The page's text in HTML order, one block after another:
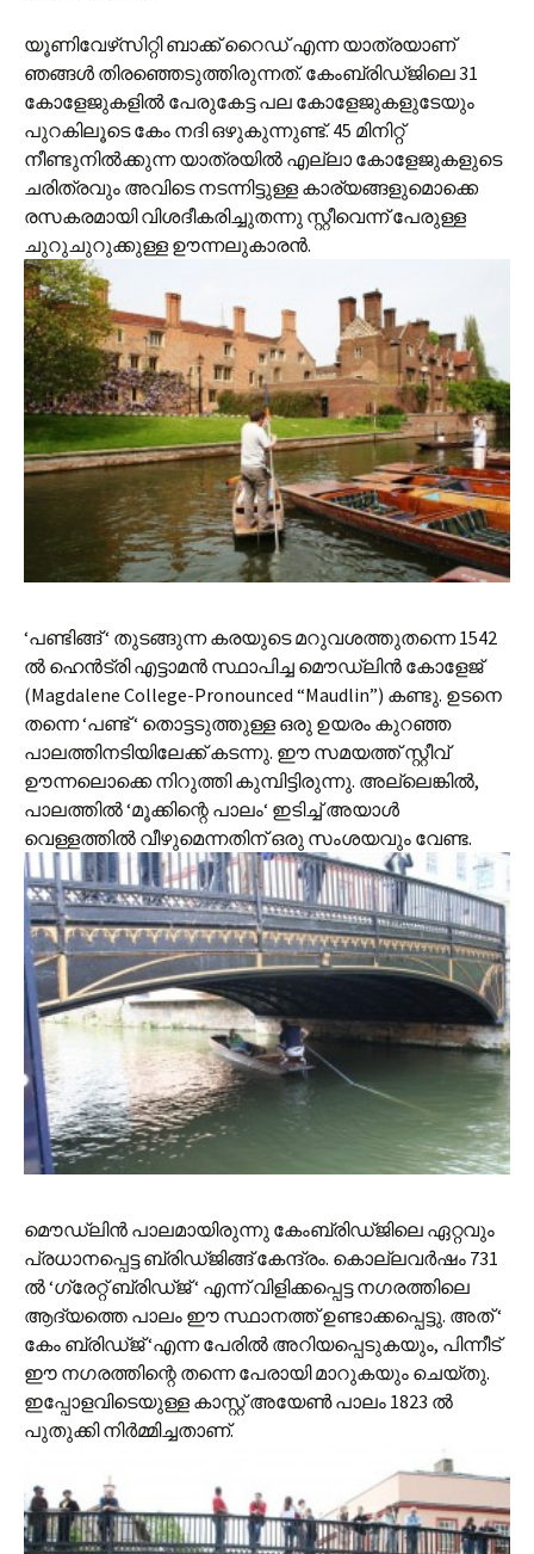
യൂണിവേഴ്‌സിറ്റി ബാക്ക് റൈഡ് എന്ന യാത്രയാണ്
ഞങ്ങള്‍ തിരഞ്ഞെടുത്തിരുന്നത്. കേംബ്രിഡ്ജിലെ 31
കോളേജുകളില്‍ പേരുകേട്ട പല കോളേജുകളുടേയും
പുറകിലൂടെ കേം നദി ഒഴുകുന്നുണ്ട്. 45 മിനിറ്റ്
നീണ്ടുനില്‍ക്കുന്ന യാത്രയില്‍ എല്ലാ കോളേജുകളുടെ
ചരിത്രവും അവിടെ നടന്നിട്ടുള്ള കാര്യങ്ങളുമൊക്കെ
രസകരമായി വിശദീകരിച്ചുതന്നു സ്റ്റീവെന്ന് പേരുള്ള
ചുറുചുറുക്കുള്ള ഊന്നലു‍കാരന്‍.
‘പണ്ടിങ്ങ് ‘ തുടങ്ങുന്ന കരയുടെ മറുവശത്തുതന്നെ 1542
ല്‍ ഹെന്‍‌ട്രി എട്ടാമന്‍ സ്ഥാപിച്ച മൌഡ്‌ലിന്‍ കോളേജ്
(Magdalene College-Pronounced “Maudlin”) കണ്ടു. ഉടനെ
തന്നെ ‘പണ്ട് ‘ തൊട്ടടുത്തുള്ള ഒരു ഉയരം കുറഞ്ഞ
പാലത്തിനടിയിലേക്ക് കടന്നു. ഈ സമയത്ത് സ്റ്റീവ്
ഊന്നലൊക്കെ നിറുത്തി‍ കുമ്പിട്ടിരുന്നു. അല്ലെങ്കില്‍,
പാലത്തില്‍ ‘മൂക്കിന്റെ പാലം‘ ഇടിച്ച് അയാള്‍
വെള്ളത്തില്‍ വീഴുമെന്നതിന് ഒരു സംശയവും വേണ്ട.
മൌഡ്‌ലിന്‍ പാലമായിരുന്നു കേംബ്രിഡ്‌ജിലെ ഏറ്റവും
പ്രധാനപ്പെട്ട ബ്രിഡ്‌ജിങ്ങ് കേന്ദ്രം. കൊല്ലവര്‍ഷം 731
ല്‍ ‘ഗ്രേറ്റ് ബ്രിഡ്‌ജ് ‘ എന്ന് വിളിക്കപ്പെട്ട നഗരത്തിലെ
ആദ്യത്തെ പാലം ഈ സ്ഥാനത്ത് ഉണ്ടാക്കപ്പെട്ടു. അത് ‘
കേം ബ്രിഡ്‌ജ് ‘എന്ന പേരില്‍ അറിയപ്പെടുകയും, പിന്നീട്
ഈ നഗരത്തിന്റെ തന്നെ പേരായി മാറുകയും ചെയ്തു.
ഇപ്പോളവിടെയുള്ള കാസ്റ്റ് അയേണ്‍ പാലം 1823 ല്‍
പുതുക്കി നിര്‍മ്മിച്ചതാണ്.